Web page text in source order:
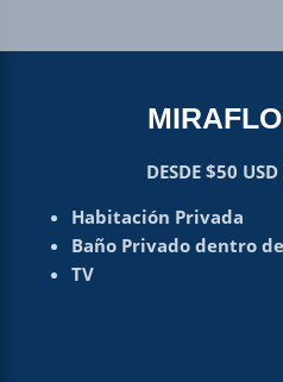
DESDE $50
Habitación Privada
Baño Privado dentro
TV